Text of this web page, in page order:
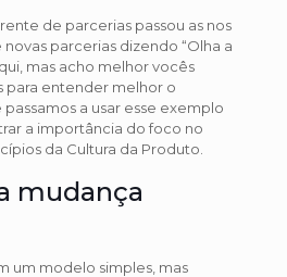
de parcerias passou as nos
parcerias dizendo “Olha a
mas acho melhor vocês
para entender melhor o
a usar esse exemplo
a importância do foco no
da Cultura da Produto.
mudança
um modelo simples, mas